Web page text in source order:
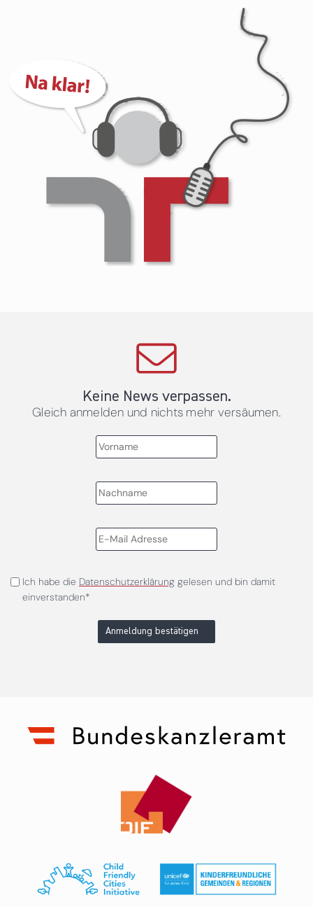
Keine News verpassen.
Gleich anmelden und nichts mehr versäumen.
Ich habe die Datenschutzerklärunggelesen und bin damit
einverstanden*
Anmeldung bestätigen